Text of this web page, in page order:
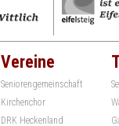
Vereine
Seniorengemeinschaft
Kirchenchor
DRK Heckenland